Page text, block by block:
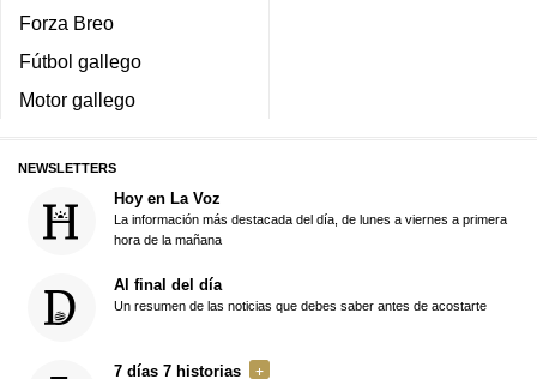
Forza Breo
Fútbol gallego
Motor gallego
NEWSLETTERS
Hoy en La Voz
La información más destacada del día, de lunes a viernes a primera
hora de la mañana
Al final del día
Un resumen de las noticias que debes saber antes de acostarte
7 días 7 historias